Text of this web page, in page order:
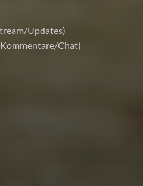
Updates)
Chat)